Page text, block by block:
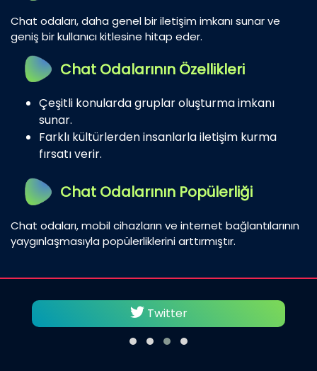
Chat odaları, daha genel bir iletişim imkanı sunar ve
geniş bir kullanıcı kitlesine hitap eder.
Chat Odalarının Özellikleri
Çeşitli konularda gruplar oluşturma imkanı
sunar.
Farklı kültürlerden insanlarla iletişim kurma
fırsatı verir.
Chat Odalarının Popülerliği
Chat odaları, mobil cihazların ve internet bağlantılarının
yaygınlaşmasıyla popülerliklerini arttırmıştır.
Twitter